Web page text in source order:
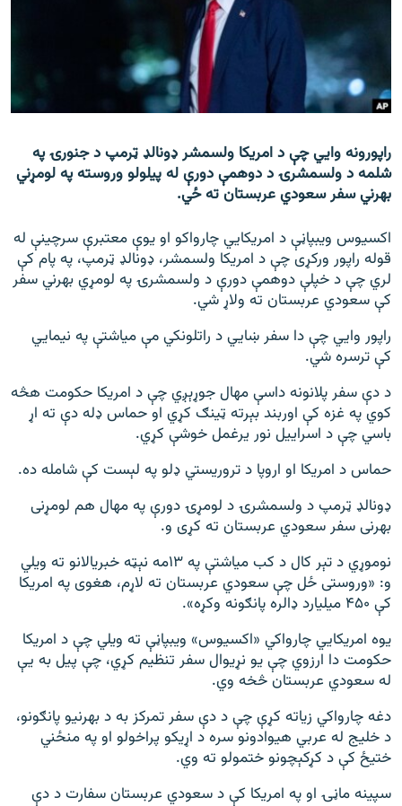
دري پاڼه
Azadi English
راسره ملګري شئ
د ازادې اروپا/ ازادي راډيو ټولې پاڼې
راپورونه وايي چې د امریکا ولسمشر ډونالډ ټرمپ د جنورۍ په
شلمه د ولسمشرۍ د دوهمې دورې له پیلولو وروسته په لومړني
بهرني سفر سعودي عربستان ته ځي.
اکسیوس ویبپاڼې د امریکایي چارواکو او یوې معتبرې سرچینې له
قوله راپور ورکړی چې د امریکا ولسمشر، ډونالډ ټرمپ، په پام کې
لري چې د خپلې دوهمې دورې د ولسمشرۍ په لومړي بهرني سفر
کې سعودي عربستان ته ولاړ شي.
راپور وايي چې دا سفر ښايي د راتلونکي مې میاشتې په نیمایي
کې ترسره شي.
د دې سفر پلانونه داسې مهال جوړېږي چې د امریکا حکومت هڅه
کوي په غزه کې اوربند بېرته ټینګ کړي او حماس ډله دې ته اړ
باسي چې د اسراییل نور یرغمل خوشې کړي.
حماس د امریکا او اروپا د تروریستي ډلو په لېست کې شامله ده.
ډونالډ ټرمپ د ولسمشرۍ د لومړۍ دورې په مهال هم لومړنی
بهرنی سفر سعودي عربستان ته کړی و.
نوموړي د تېر کال د کب میاشتې په ۱۳مه نېټه خبریالانو ته ویلي
و: «وروستی ځل چې سعودي عربستان ته لاړم، هغوی په امریکا
کې ۴۵۰ میلیارد ډالره پانګونه وکړه».
یوه امریکایي چارواکي «اکسیوس» ویبپاڼې ته ویلي چې د امریکا
حکومت دا ارزوي چې یو نړیوال سفر تنظیم کړي، چې پیل به یې
له سعودي عربستان څخه وي.
دغه چارواکي زیاته کړې چې د دې سفر تمرکز به د بهرنیو پانګونو،
د خلیج له عربي هیوادونو سره د اړیکو پراخولو او په منځني
ختیځ کې د کړکېچونو ختمولو ته وي.
سپینه ماڼۍ او په امریکا کې د سعودي عربستان سفارت د دې